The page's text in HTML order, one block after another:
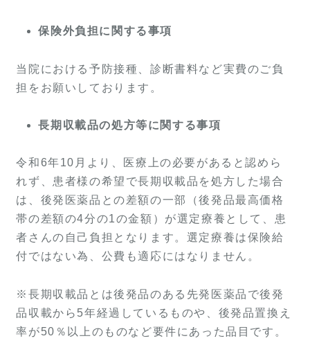
保険外負担に関する事項
当院における予防接種、診断書料など実費のご負
担をお願いしております。
長期収載品の処方等に関する事項
令和6年10月より、医療上の必要があると認めら
れず、患者様の希望で長期収載品を処方した場合
は、後発医薬品との差額の一部（後発品最高価格
帯の差額の4分の1の金額）が選定療養として、患
者さんの自己負担となります。選定療養は保険給
付ではない為、公費も適応にはなりません。
※長期収載品とは後発品のある先発医薬品で後発
品収載から5年経過しているものや、後発品置換え
率が50％以上のものなど要件にあった品目です。